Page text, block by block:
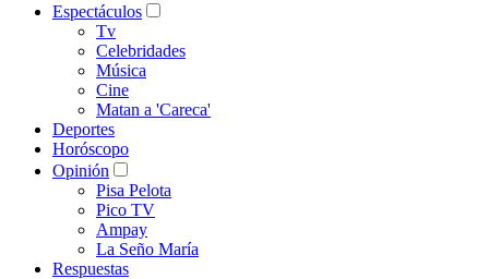
Espectáculos
Tv
Celebridades
Música
Cine
Matan a 'Careca'
Deportes
Horóscopo
Opinión
Pisa Pelota
Pico TV
Ampay
La Seño María
Respuestas